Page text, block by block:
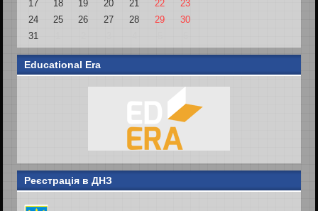
17
18 19 20 21 22
23
24
25 26 27 28 29
30
31
Educational Era
Реєстрація в ДНЗ